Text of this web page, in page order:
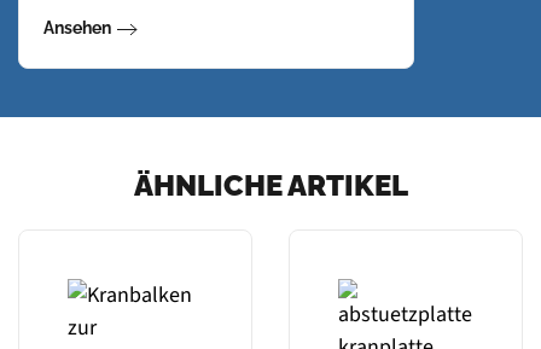
Ansehen
ÄHNLICHE ARTIKEL